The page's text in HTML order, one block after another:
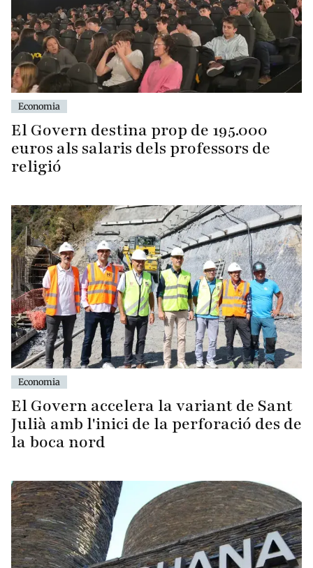
Economia
El Govern destina prop de 195.000
euros als salaris dels professors de
religió
Economia
El Govern accelera la variant de Sant
Julià amb l'inici de la perforació des de
la boca nord